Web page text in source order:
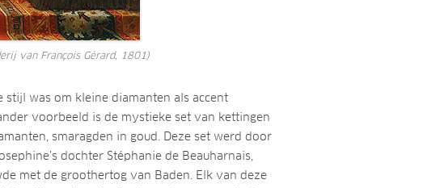
van François Gérard, 1801)
stijl was om kleine diamanten als accent
voorbeeld is de mystieke set van kettingen
smaragden in goud. Deze set werd door
dochter Stéphanie de Beauharnais,
met de groothertog van Baden. Elk van deze